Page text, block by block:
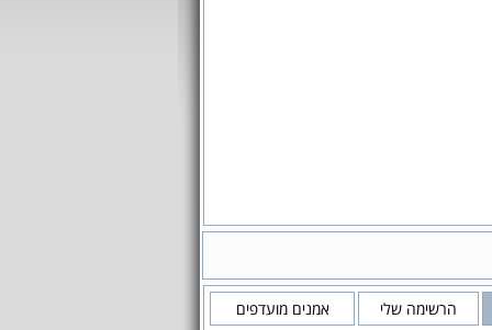
הרשימה שלי אמנים מועדפים